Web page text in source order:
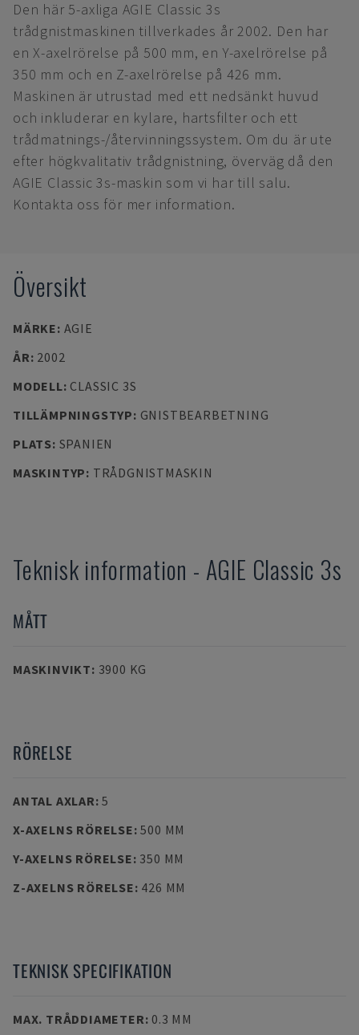
Den här 5-axliga AGIE Classic 3s
trådgnistmaskinen tillverkades år 2002. Den har
en X-axelrörelse på 500 mm, en Y-axelrörelse på
350 mm och en Z-axelrörelse på 426 mm.
Maskinen är utrustad med ett nedsänkt huvud
och inkluderar en kylare, hartsfilter och ett
trådmatnings-/återvinningssystem. Om du är ute
efter högkvalitativ trådgnistning, överväg då den
AGIE Classic 3s-maskin som vi har till salu.
Kontakta oss för mer information.
Översikt
MÄRKE: AGIE
ÅR: 2002
MODELL: CLASSIC 3S
TILLÄMPNINGSTYP: GNISTBEARBETNING
PLATS: SPANIEN
MASKINTYP: TRÅDGNISTMASKIN
Teknisk information - AGIE Classic 3s
MÅTT
MASKINVIKT: 3900 KG
RÖRELSE
ANTAL AXLAR:5
X-AXELNS RÖRELSE:500 MM
Y-AXELNS RÖRELSE: 350 MM
Z-AXELNS RÖRELSE: 426 MM
TEKNISK SPECIFIKATION
MAX. TRÅDDIAMETER: 0.3 MM